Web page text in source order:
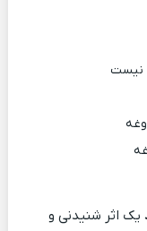
نیست
یک اثر شنیدنی و